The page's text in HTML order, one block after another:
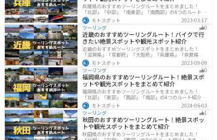
チーフにしたモニュメントやオブジェが設置されてお
り、写真撮影スポットとしても人気です。 バイクでのツ
ーリングで訪れる際は、周辺のワインディングロードも
楽しめます。特に、八幡平アスピーテラインは、絶景の
ワインディングロードとして知られており、バイク乗り
にはおすすめです。ただし、冬季は積雪のため通行止め
となるので、注意が必要です。
兵庫県のおすすめツーリングルートをまとめました！
「北部」「中部」「南東部」「南西部」の4つのルート紹
介します。自然豊かな山を堪能できる北部と中部、街中
で海辺の南部と違った楽しみ方ができます。バイクで兵
庫県にツーリングに行く際は参考にしてください。
モトスポット
2023-03-17
ツーリング
0
近畿のおすすめツーリングルート！バイクで行
きたい絶景スポットや観光スポット紹介
近畿のおすすめツーリングスポットをまとめました！
「滋賀県」「京都府」「大阪府」「兵庫県」「奈良県」
「和歌山」の各県の観光地紹介します。自然豊かな山々
や湖、温泉地が点在し、四季折々の景色を楽しめるスポ
ットが多数あります。バイクで近畿にツーリングに行く
際は参考にしてください。
モトスポット
2023-09-09
ツーリング
0
福岡県のおすすめツーリングルート！絶景スポ
ットや観光スポットをまとめて紹介
福岡県のおすすめツーリングルートをまとめました！
「北部」「東部」「西部」「南部」の4つのルート紹介し
ます。豊かな自然から歴史ある名所、グルメまで多彩な
魅力が詰まっており、様々な楽しみ方ができます。バイ
クで福岡県にツーリングに行く際は参考にしてくださ
い。
モトスポット
2024-06-03
ツーリング
1
秋田のおすすめツーリングルート！絶景スポッ
トや観光スポットをまとめて紹介
秋田県のおすすめツーリングルートをまとめました！